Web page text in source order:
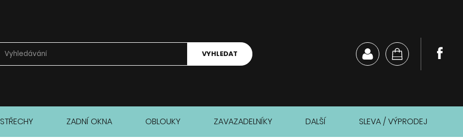
VYHLEDAT
STŘECHY ZADNÍ OKNA OBLOUKY ZAVAZADELNÍKY DALŠÍ SLEVA / VÝPRODEJ